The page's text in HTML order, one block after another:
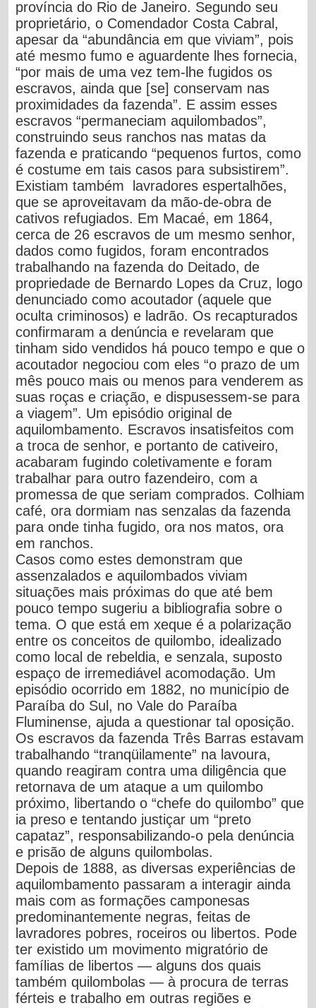
província do Rio de Janeiro. Segundo seu
proprietário, o Comendador Costa Cabral,
apesar da “abundância em que viviam”, pois
até mesmo fumo e aguardente lhes fornecia,
“por mais de uma vez tem-lhe fugidos os
escravos, ainda que [se] conservam nas
proximidades da fazenda”. E assim esses
escravos “permaneciam aquilombados”,
construindo seus ranchos nas matas da
fazenda e praticando “pequenos furtos, como
é costume em tais casos para subsistirem”.
Existiam também lavradores espertalhões,
que se aproveitavam da mão-de-obra de
cativos refugiados. Em Macaé, em 1864,
cerca de 26 escravos de um mesmo senhor,
dados como fugidos, foram encontrados
trabalhando na fazenda do Deitado, de
propriedade de Bernardo Lopes da Cruz, logo
denunciado como acoutador (aquele que
oculta criminosos) e ladrão. Os recapturados
confirmaram a denúncia e revelaram que
tinham sido vendidos há pouco tempo e que o
acoutador negociou com eles “o prazo de um
mês pouco mais ou menos para venderem as
suas roças e criação, e dispusessem-se para
a viagem”. Um episódio original de
aquilombamento. Escravos insatisfeitos com
a troca de senhor, e portanto de cativeiro,
acabaram fugindo coletivamente e foram
trabalhar para outro fazendeiro, com a
promessa de que seriam comprados. Colhiam
café, ora dormiam nas senzalas da fazenda
para onde tinha fugido, ora nos matos, ora
em ranchos.
Casos como estes demonstram que
assenzalados e aquilombados viviam
situações mais próximas do que até bem
pouco tempo sugeriu a bibliografia sobre o
tema. O que está em xeque é a polarização
entre os conceitos de quilombo, idealizado
como local de rebeldia, e senzala, suposto
espaço de irremediável acomodação. Um
episódio ocorrido em 1882, no município de
Paraíba do Sul, no Vale do Paraíba
Fluminense, ajuda a questionar tal oposição.
Os escravos da fazenda Três Barras estavam
trabalhando “tranqüilamente” na lavoura,
quando reagiram contra uma diligência que
retornava de um ataque a um quilombo
próximo, libertando o “chefe do quilombo” que
ia preso e tentando justiçar um “preto
capataz”, responsabilizando-o pela denúncia
e prisão de alguns quilombolas.
Depois de 1888, as diversas experiências de
aquilombamento passaram a interagir ainda
mais com as formações camponesas
predominantemente negras, feitas de
lavradores pobres, roceiros ou libertos. Pode
ter existido um movimento migratório de
famílias de libertos — alguns dos quais
também quilombolas — à procura de terras
férteis e trabalho em outras regiões e